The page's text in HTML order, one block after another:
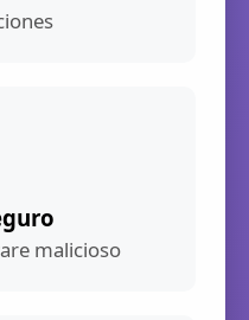
malicioso